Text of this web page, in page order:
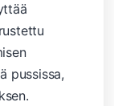
pussissa,